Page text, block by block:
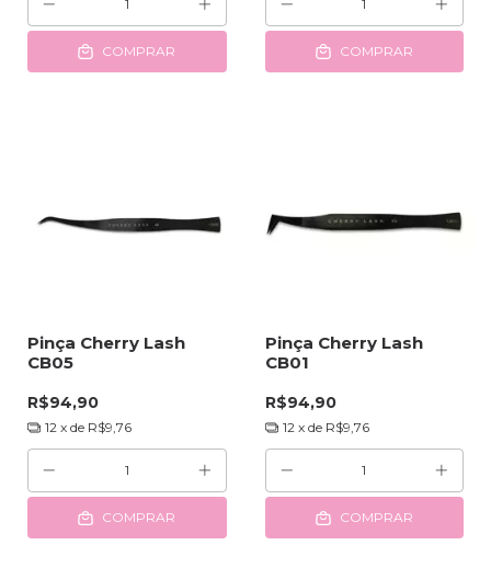
COMPRAR COMPRAR
Pinça Cherry Lash
CB05
R$94,90
12 x de R$9,76
COMPRAR
Pinça Cherry Lash
CB01
R$94,90
12 x de R$9,76
COMPRAR